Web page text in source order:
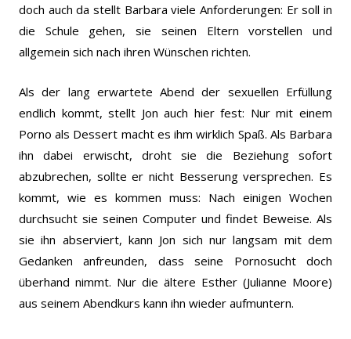
doch auch da stellt Barbara viele Anforderungen: Er soll in
die Schule gehen, sie seinen Eltern vorstellen und
allgemein sich nach ihren Wünschen richten.
Als der lang erwartete Abend der sexuellen Erfüllung
endlich kommt, stellt Jon auch hier fest: Nur mit einem
Porno als Dessert macht es ihm wirklich Spaß. Als Barbara
ihn dabei erwischt, droht sie die Beziehung sofort
abzubrechen, sollte er nicht Besserung versprechen. Es
kommt, wie es kommen muss: Nach einigen Wochen
durchsucht sie seinen Computer und findet Beweise. Als
sie ihn abserviert, kann Jon sich nur langsam mit dem
Gedanken anfreunden, dass seine Pornosucht doch
überhand nimmt. Nur die ältere Esther (Julianne Moore)
aus seinem Abendkurs kann ihn wieder aufmuntern.